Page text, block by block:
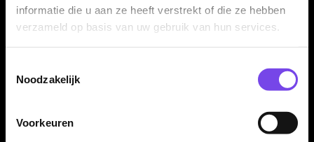
informatie die u aan ze heeft verstrekt of die ze hebben
verzameld op basis van uw gebruik van hun services.
Noodzakelijk
Voorkeuren
Dartpijl Gewicht:23-25 Gram
Dartpijl Kleur:Zwart
Grip zone: Over de barrel verdeeld
Dartserie: